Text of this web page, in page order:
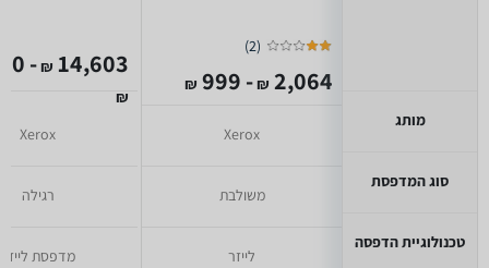
מותג
סוג המדפסת
טכנולוגיית הדפסה
(
2
)
2,064
₪
- 999
₪
Xerox
משולבת
לייזר
14,603
₪
- 14,120
₪
Xerox
רגילה
מדפסת לייזר